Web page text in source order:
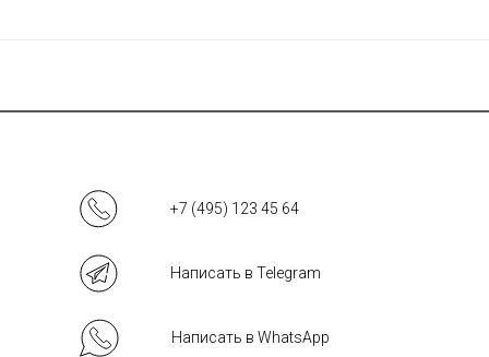
+7 (495) 123 45 64
Написать в Telegram
Написать в WhatsApp